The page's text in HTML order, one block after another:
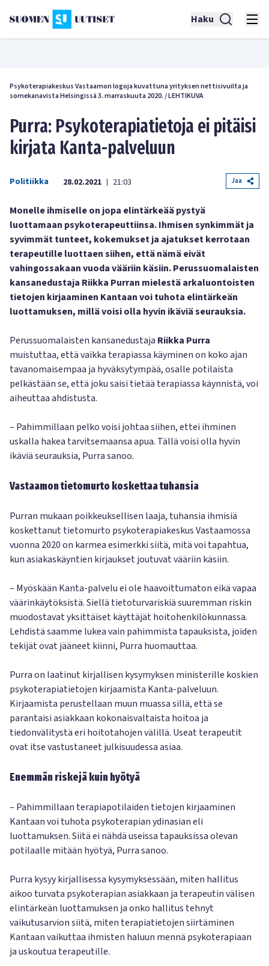
Haku
Psykoterapiakeskus Vastaamon logoja kuvattuna yrityksen nettisivuilta ja
somekanavista Helsingissä 3. marraskuuta 2020./LEHTIKUVA
Purra: Psykoterapiatietoja ei pitäisi
kirjata Kanta-palveluun
Politiikka 28.02.2021 | 21:03 Jaa
Monelle ihmiselle on jopa elintärkeää pystyä
luottamaan psykoterapeuttiinsa. Ihmisen synkimmät ja
syvimmät tunteet, kokemukset ja ajatukset kerrotaan
terapeutille luottaen siihen, että nämä eivät
vahingossakaan vuoda vääriin käsiin. Perussuomalaisten
kansanedustaja Riikka Purran mielestä arkaluontoisten
tietojen kirjaaminen Kantaan voi tuhota elintärkeän
luottamuksen, millä voisi olla hyvin ikäviä seurauksia.
Perussuomalaisten kansanedustaja Riikka Purra
muistuttaa, että vaikka terapiassa käyminen on koko ajan
tavanomaisempaa ja hyväksytympää, osalle potilaista
pelkästään se, että joku saisi tietää terapiassa käynnistä, voi
aiheuttaa ahdistusta.
– Pahimmillaan pelko voisi johtaa siihen, ettei ihminen
uskalla hakea tarvitsemaansa apua. Tällä voisi olla hyvin
ikäviä seurauksia, Purra sanoo.
Vastaamon tietomurto koskettaa tuhansia
Purran mukaan poikkeuksellisen laaja, tuhansia ihmisiä
koskettanut tietomurto psykoterapiakeskus Vastaamossa
vuonna 2020 on karmea esimerkki siitä, mitä voi tapahtua,
kun asiakaskäyntien kirjaukset joutuvat vääriin käsiin.
– Myöskään Kanta-palvelu ei ole haavoittumaton eikä vapaa
väärinkäytöksistä. Siellä tietoturvariskiä suuremman riskin
muodostavat yksittäiset käyttäjät hoitohenkilökunnassa.
Lehdistä saamme lukea vain pahimmista tapauksista, joiden
tekijät ovat jääneet kiinni, Purra huomauttaa.
Purra on laatinut kirjallisen kysymyksen ministerille koskien
psykoterapiatietojen kirjaamista Kanta-palveluun.
Kirjaamista perustellaan muun muassa sillä, että se
parantaisi asiakkaan kokonaisvaltaista hoitoa ja
tiedonvälitystä eri hoitotahojen välillä. Useat terapeutit
ovat itse vastustaneet julkisuudessa asiaa.
Enemmän riskejä kuin hyötyä
– Pahimmillaan terapiapotilaiden tietojen kirjaaminen
Kantaan voi tuhota psykoterapian ydinasian eli
luottamuksen. Siitä ei nähdä useissa tapauksissa olevan
potilaalle mitään hyötyä, Purra sanoo.
Purra kysyy kirjallisessa kysymyksessään, miten hallitus
aikoo turvata psykoterapian asiakkaan ja terapeutin välisen
elintärkeän luottamuksen ja onko hallitus tehnyt
vaikutusarvion siitä, miten terapiatietojen siirtäminen
Kantaan vaikuttaa ihmisten haluun mennä psykoterapiaan
ja uskoutua terapeutille.